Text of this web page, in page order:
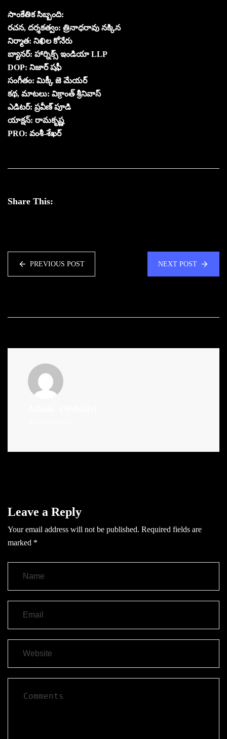
సాంకేతిక సిబ్బంది:
రచన, దర్శకత్వం: త్రినాధరావు నక్కిన
నిర్మాత: నిఖిల కోనేరు
బ్యానర్: హార్నిక్స్ ఇండియా LLP
DOP: నిజార్ షఫీ
సంగీతం: మిక్కీ జె మేయర్
కథ, మాటలు: విక్రాంత్ శ్రీనివాస్
ఎడిటర్: ప్రవీణ్ పూడి
యాక్షన్: రామకృష్ణ
PRO: వంశీ-శేఖర్
Share This:
PREVIOUS POST NEXT POST
Leave a Reply
Your email address will not be published. Required fields are
marked *